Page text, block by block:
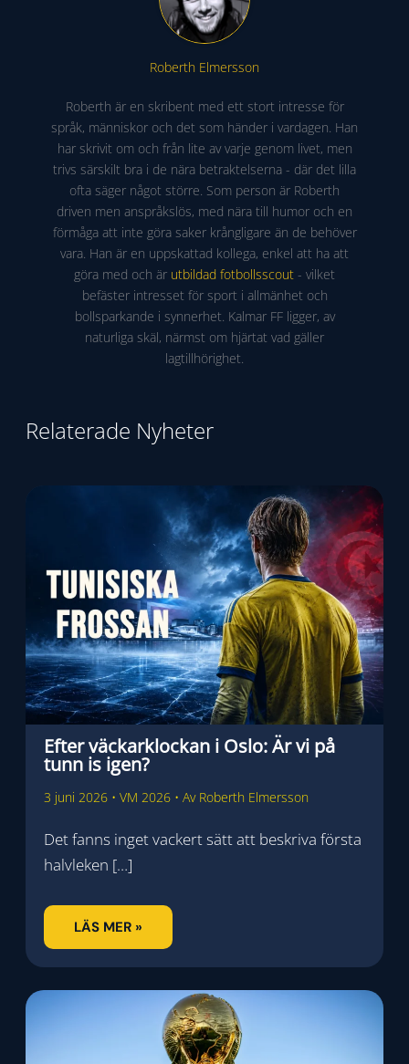
Roberth Elmersson
Roberth är en skribent med ett stort intresse för
språk, människor och det som händer i vardagen. Han
har skrivit om och från lite av varje genom livet, men
trivs särskilt bra i de nära betraktelserna - där det lilla
ofta säger något större. Som person är Roberth
driven men anspråkslös, med nära till humor och en
förmåga att inte göra saker krångligare än de behöver
vara. Han är en uppskattad kollega, enkel att ha att
göra med och är utbildad fotbollsscout - vilket
befäster intresset för sport i allmänhet och
bollsparkande i synnerhet. Kalmar FF ligger, av
naturliga skäl, närmst om hjärtat vad gäller
lagtillhörighet.
Relaterade Nyheter
Efter väckarklockan i Oslo: Är vi på
tunn is igen?
3 juni 2026 • VM 2026• Av Roberth Elmersson
Det fanns inget vackert sätt att beskriva första
halvleken […]
LÄS MER »